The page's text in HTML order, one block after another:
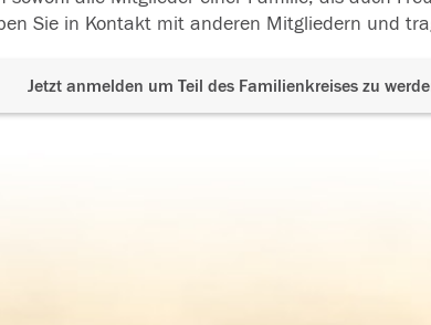
Sie in Kontakt mit anderen Mitgliedern und
Jetzt anmelden um Teil des Familienkreises zu